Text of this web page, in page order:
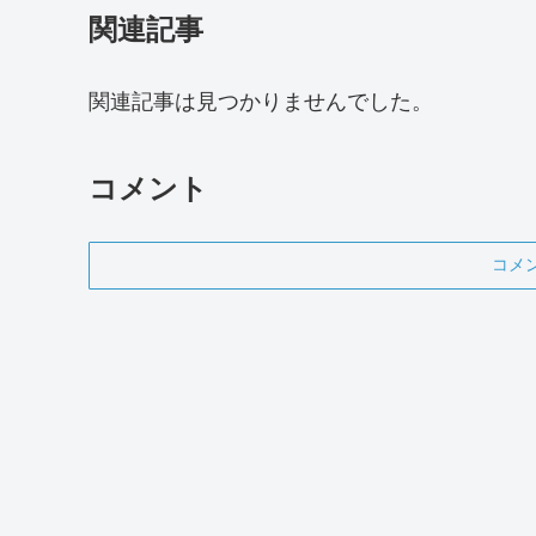
関連記事
関連記事は見つかりませんでした。
コメント
コメ